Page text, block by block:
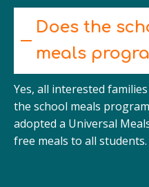
Does the
meals
Yes, all interested
the school meals
adopted a Universal
free meals to all students.